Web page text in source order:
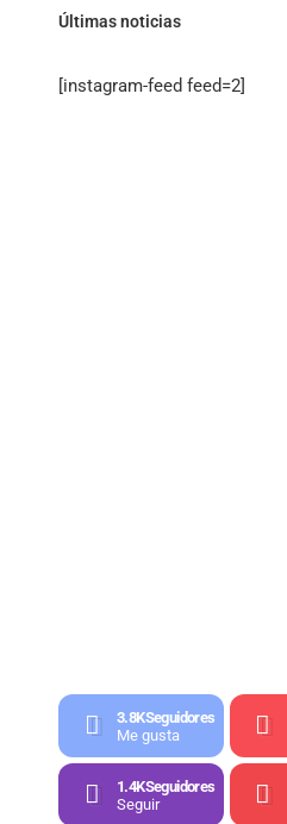
Últimas noticias
[instagram-feed feed=2]
3.8KSeguidores
Me gusta
1.4KSeguidores
Seguir